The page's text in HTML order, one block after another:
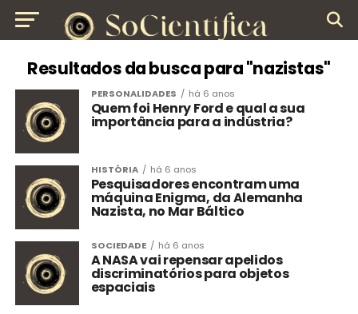
Resultados da busca para "nazistas"
PERSONALIDADES há 6 anos
Quem foi Henry Ford e qual a sua
importância para a indústria?
HISTÓRIA há 6 anos
Pesquisadores encontram uma
máquina Enigma, da Alemanha
Nazista, no Mar Báltico
SOCIEDADE há 6 anos
A NASA vai repensar apelidos
discriminatórios para objetos
espaciais